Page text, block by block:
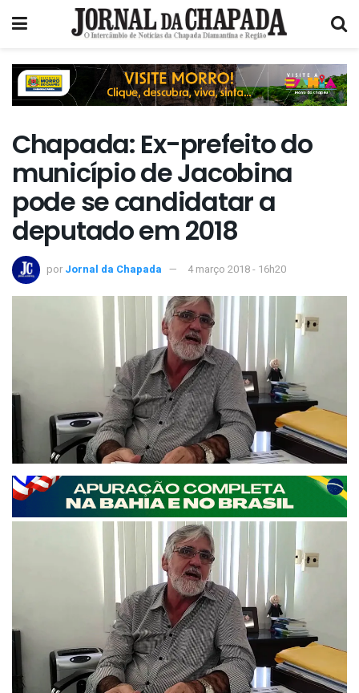
Chapada: Ex-prefeito do
município de Jacobina
pode se candidatar a
deputado em 2018
por Jornal da Chapada 4 março 2018 - 16h20